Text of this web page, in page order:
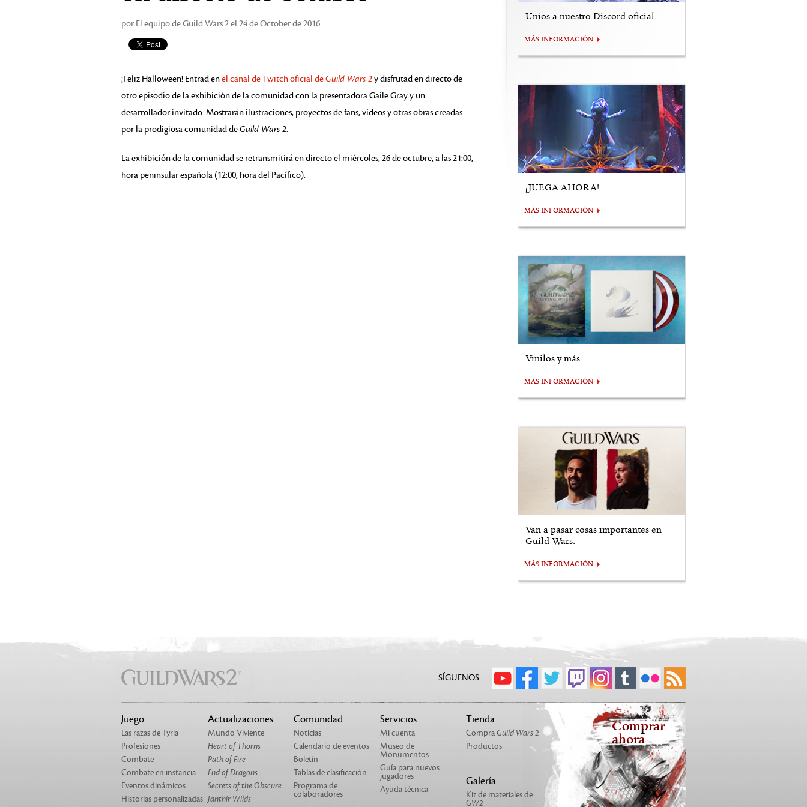
por El equipo de Guild Wars 2 el 24 de October de 2016
¡Feliz Halloween! Entrad enel canal de Twitch oficial deGuild Wars 2y disfrutad en directo de
otro episodio de la exhibición de la comunidad con la presentadora Gaile Gray y un
desarrollador invitado. Mostrarán ilustraciones, proyectos de fans, vídeos y otras obras creadas
por la prodigiosa comunidad deGuild Wars 2.
La exhibición de la comunidad se retransmitirá en directo el miércoles, 26 de octubre, a las 21:00,
hora peninsular española (12:00, hora del Pacífico).
Uníos a nuestro Discord oficial
MÁS INFORMACIÓN
¡JUEGA AHORA!
MÁS INFORMACIÓN
Vinilos y más
MÁS INFORMACIÓN
Van a pasar cosas importantes en
Guild Wars.
MÁS INFORMACIÓN
SÍGUENOS:
Juego
Las razas de Tyria
Profesiones
Combate
Combate en instancia
Eventos dinámicos
Historias personalizadas
Actualizaciones
Mundo Viviente
Heart of Thorns
Path of Fire
End of Dragons
Secrets of the Obscure
Janthir Wilds
Comunidad
Noticias
Calendario de eventos
Boletín
Tablas de clasificación
Programa de
colaboradores
Servicios
Mi cuenta
Museo de
Monumentos
Guía para nuevos
jugadores
Ayuda técnica
Tienda
CompraGuild Wars 2
Productos
Galería
Kit de materiales de
GW2
Comprar
ahora